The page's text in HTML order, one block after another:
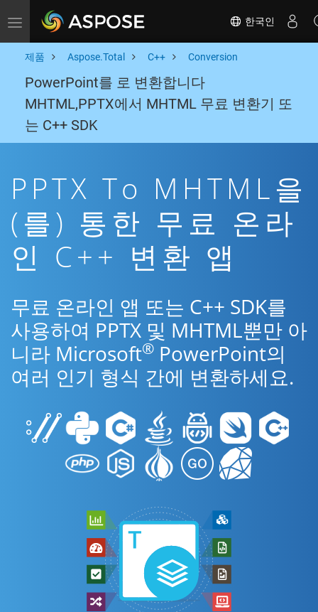
Toggle navigation 한국인
제품 Aspose.Total C++ Conversion
PowerPoint를 로 변환합니다
MHTML,PPTX에서 MHTML 무료 변환기 또
는 C++ SDK
PPTX To MHTML을
(를) 통한 무료 온라
인 C++ 변환 앱
무료 온라인 앱 또는 C++ SDK를
사용하여 PPTX 및 MHTML뿐만 아
니라 Microsoft® PowerPoint의
여러 인기 형식 간에 변환하세요.